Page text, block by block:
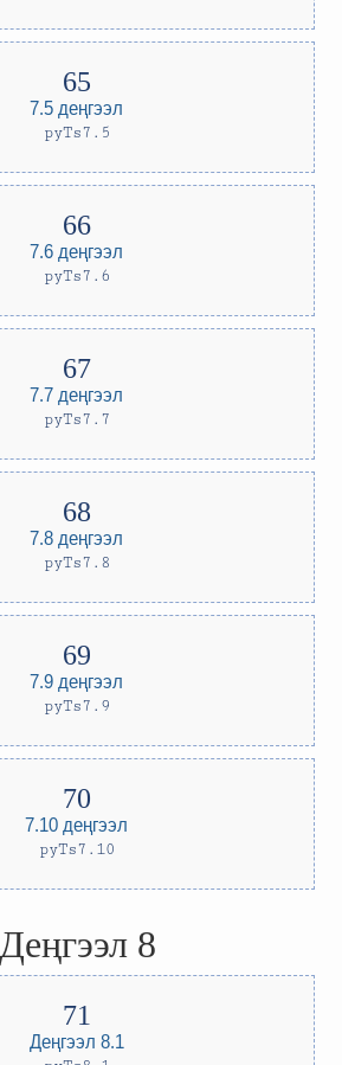
7.5 деңгээл
pyTs7.5
7.6 деңгээл
pyTs7.6
7.7 деңгээл
pyTs7.7
7.8 деңгээл
pyTs7.8
7.9 деңгээл
pyTs7.9
7.10 деңгээл
pyTs7.10
Деңгээл 8
Деңгээл 8.1